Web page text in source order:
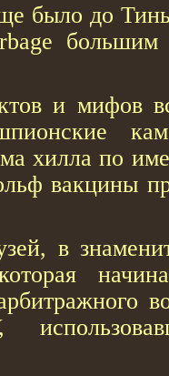
было до
большим
и мифов
хилла по
вакцины
в